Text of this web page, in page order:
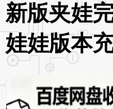
新版夹娃
娃娃版本